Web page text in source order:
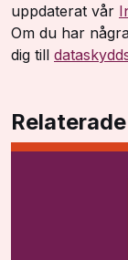
uppdaterat vår
Om du har
dig till